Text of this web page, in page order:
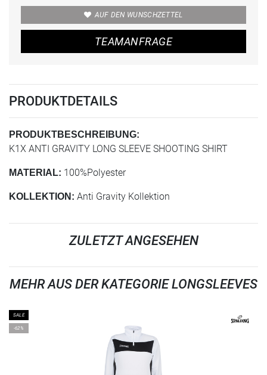
AUF DEN WUNSCHZETTEL
TEAMANFRAGE
PRODUKTDETAILS
PRODUKTBESCHREIBUNG:
K1X ANTI GRAVITY LONG SLEEVE SHOOTING SHIRT
MATERIAL: 100%Polyester
KOLLEKTION: Anti Gravity Kollektion
ZULETZT ANGESEHEN
MEHR AUS DER KATEGORIE LONGSLEEVES
SALE
-62%